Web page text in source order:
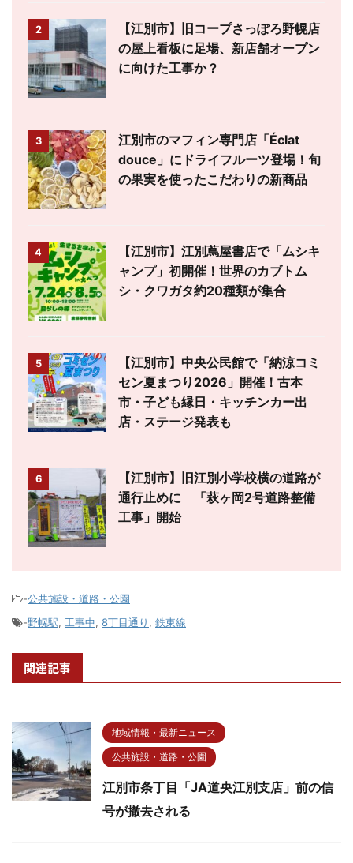
2
【江別市】旧コープさっぽろ野幌店
の屋上看板に足場、新店舗オープン
に向けた工事か？
3
江別市のマフィン専門店「Éclat
douce」にドライフルーツ登場！旬
の果実を使ったこだわりの新商品
4
【江別市】江別蔦屋書店で「ムシキ
ャンプ」初開催！世界のカブトム
シ・クワガタ約20種類が集合
5
【江別市】中央公民館で「納涼コミ
セン夏まつり2026」開催！古本
市・子ども縁日・キッチンカー出
店・ステージ発表も
6
【江別市】旧江別小学校横の道路が
通行止めに 「萩ヶ岡2号道路整備
工事」開始
-公共施設・道路・公園
-野幌駅, 工事中, 8丁目通り , 鉄東線
関連記事
地域情報・最新ニュース
公共施設・道路・公園
江別市条丁目「JA道央江別支店」前の信
号が撤去される